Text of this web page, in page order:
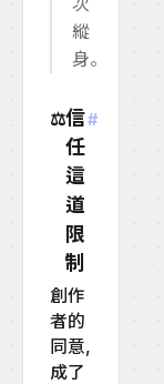
縱
身。
⚖️信
任
這
道
限
制
#
創作
者的
同意,
成了